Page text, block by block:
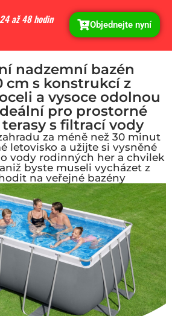
až 48 hodin
Objednejte nyní
nadzemní bazén
cm s konstrukcí z
a vysoce odolnou
pro prostorné
s filtrací vody
za méně než 30 minut
letovisko a užijte si vysněné
vody rodinných her a chvilek
byste museli vycházet z
na veřejné bazény